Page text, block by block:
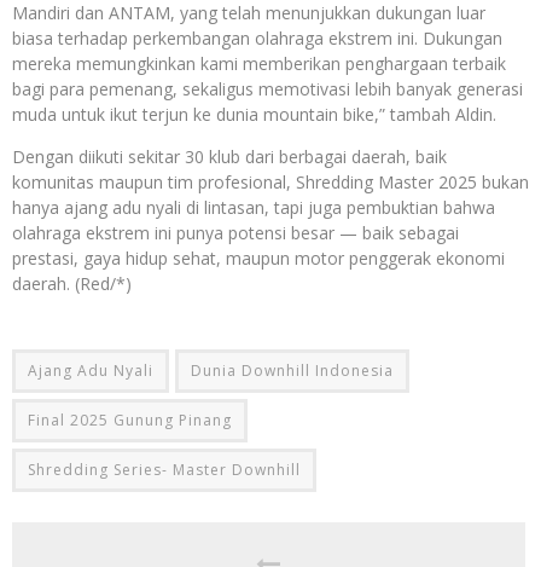
Mandiri dan ANTAM, yang telah menunjukkan dukungan luar
biasa terhadap perkembangan olahraga ekstrem ini. Dukungan
mereka memungkinkan kami memberikan penghargaan terbaik
bagi para pemenang, sekaligus memotivasi lebih banyak generasi
muda untuk ikut terjun ke dunia mountain bike,” tambah Aldin.
Dengan diikuti sekitar 30 klub dari berbagai daerah, baik
komunitas maupun tim profesional, Shredding Master 2025 bukan
hanya ajang adu nyali di lintasan, tapi juga pembuktian bahwa
olahraga ekstrem ini punya potensi besar — baik sebagai
prestasi, gaya hidup sehat, maupun motor penggerak ekonomi
daerah. (Red/*)
Ajang Adu Nyali Dunia Downhill Indonesia
Final 2025 Gunung Pinang
Shredding Series- Master Downhill